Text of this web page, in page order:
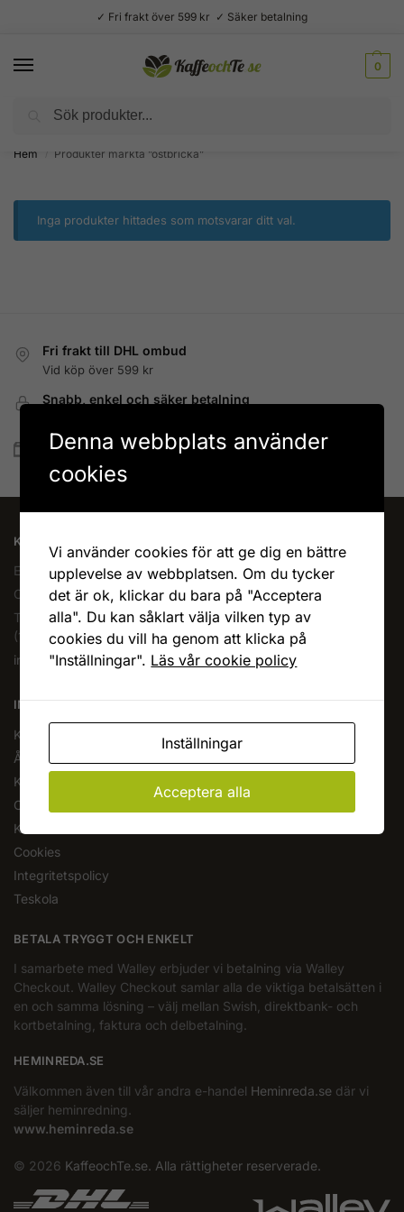
✓ Fri frakt över 599 kr ✓ Säker betalning
0
Välsmakande vardagslyx –
Hem Produkter märkta ”ostbricka”
Inga produkter hittades som motsvarar ditt val.
Fri frakt till DHL ombud
Vid köp över 599 kr
Snabb, enkel och säker betalning
Snabb leverans
Lagervaror skickas vanligtvis inom 1-4 vardagar
KAFFEOCHTE.SE
En del av Novodesign AB
Org.nr. 556790-1235
Tel.
08-400 209 60
(10-17 mån-fre)
info@kaffeochte.se
INFORMATION
Köpvillkor
Ångra köp
Kontakta oss
Om oss
Kundomdömen
Cookies
Integritetspolicy
Teskola
BETALA TRYGGT OCH ENKELT
I samarbete med Walley erbjuder vi betalning via Walley
Checkout. Walley Checkout samlar alla de viktiga betalsätten i
en och samma lösning – välj mellan Swish, direktbank- och
kortbetalning, faktura och delbetalning.
HEMINREDA.SE
Välkommen även till vår andra e-handel Heminreda.se där vi
säljer heminredning.
www.heminreda.se
© 2026 KaffeochTe.se. Alla rättigheter reserverade.
Denna webbplats använder
cookies
Vi använder cookies för att ge dig en bättre
upplevelse av webbplatsen. Om du tycker
det är ok, klickar du bara på "Acceptera
alla". Du kan såklart välja vilken typ av
cookies du vill ha genom att klicka på
"Inställningar". Läs vår cookie policy
Inställningar
Acceptera alla